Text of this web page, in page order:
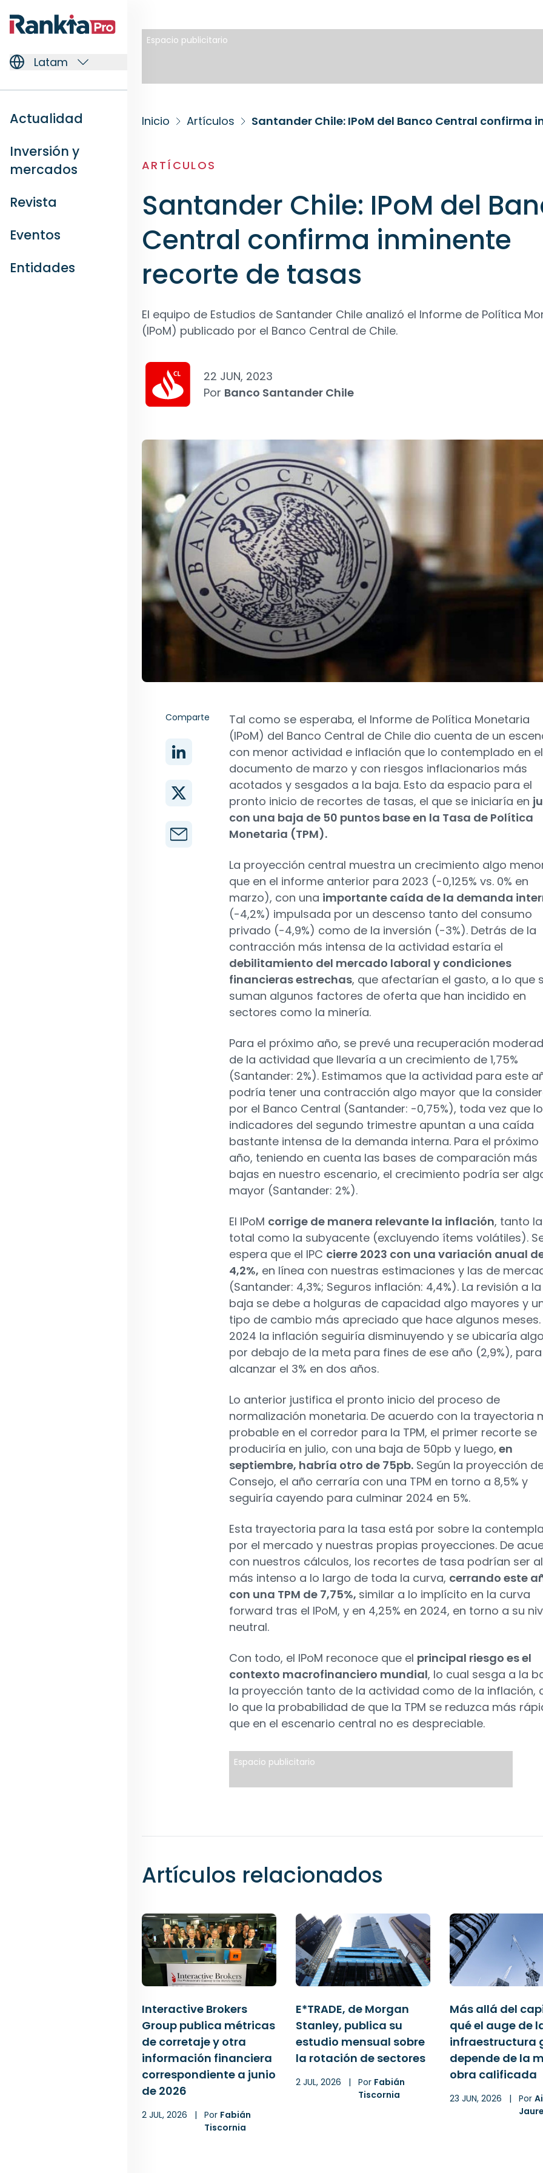
Latam
Actualidad
Inversión y
mercados
Revista
Eventos
Entidades
Espacio publicitario
Inicio Artículos
ARTÍCULOS
Santander Chile: IPoM del
Central confirma inminente
recorte de tasas
El equipo de Estudios de Santander Chile analizó el Informe de Política
(IPoM) publicado por el Banco Central de Chile.
22 JUN, 2023
Por Banco Santander Chile
Comparte
Tal como se esperaba, el Informe de Política Monetaria
(IPoM) del Banco Central de Chile dio cuenta de un
con menor actividad e inflación que lo contemplado en el
documento de marzo y con riesgos inflacionarios más
acotados y sesgados a la baja. Esto da espacio para el
pronto inicio de recortes de tasas, el que se iniciaría en
con una baja de 50 puntos base en la Tasa de Política
Monetaria (TPM).
La proyección central muestra un crecimiento algo
que en el informe anterior para 2023 (-0,125% vs. 0% en
marzo), con una importante caída de la demanda
(-4,2%) impulsada por un descenso tanto del consumo
privado (-4,9%) como de la inversión (-3%). Detrás de la
contracción más intensa de la actividad estaría el
debilitamiento del mercado laboral y condiciones
financieras estrechas, que afectarían el gasto, a lo que
suman algunos factores de oferta que han incidido en
sectores como la minería.
Para el próximo año, se prevé una recuperación
de la actividad que llevaría a un crecimiento de 1,75%
(Santander: 2%). Estimamos que la actividad para este
podría tener una contracción algo mayor que la
por el Banco Central (Santander: -0,75%), toda vez que
indicadores del segundo trimestre apuntan a una caída
bastante intensa de la demanda interna. Para el próximo
año, teniendo en cuenta las bases de comparación más
bajas en nuestro escenario, el crecimiento podría ser
mayor (Santander: 2%).
El IPoM corrige de manera relevante la inflación, tanto la
total como la subyacente (excluyendo ítems volátiles).
espera que el IPC cierre 2023 con una variación anual
4,2%, en línea con nuestras estimaciones y las de
(Santander: 4,3%; Seguros inflación: 4,4%). La revisión a la
baja se debe a holguras de capacidad algo mayores y
tipo de cambio más apreciado que hace algunos meses.
2024 la inflación seguiría disminuyendo y se ubicaría algo
por debajo de la meta para fines de ese año (2,9%), para
alcanzar el 3% en dos años.
Lo anterior justifica el pronto inicio del proceso de
normalización monetaria. De acuerdo con la trayectoria
probable en el corredor para la TPM, el primer recorte se
produciría en julio, con una baja de 50pb y luego, en
septiembre, habría otro de 75pb. Según la proyección
Consejo, el año cerraría con una TPM en torno a 8,5% y
seguiría cayendo para culminar 2024 en 5%.
Esta trayectoria para la tasa está por sobre la
por el mercado y nuestras propias proyecciones. De
con nuestros cálculos, los recortes de tasa podrían ser
más intenso a lo largo de toda la curva, cerrando este
con una TPM de 7,75%, similar a lo implícito en la curva
forward tras el IPoM, y en 4,25% en 2024, en torno a su
neutral.
Con todo, el IPoM reconoce que el principal riesgo es el
contexto macrofinanciero mundial, lo cual sesga a la
la proyección tanto de la actividad como de la inflación,
lo que la probabilidad de que la TPM se reduzca más
que en el escenario central no es despreciable.
Espacio publicitario
Artículos relacionados
Interactive Brokers
Group publica métricas
de corretaje y otra
información financiera
correspondiente a junio
de 2026
2 JUL, 2026 | Por Fabián
Tiscornia
E*TRADE, de Morgan
Stanley, publica su
estudio mensual sobre
la rotación de sectores
2 JUL, 2026 | Por Fabián
Tiscornia
Más allá del
qué el auge de
infraestructura
depende de la
obra calificada
23 JUN, 2026 | Por